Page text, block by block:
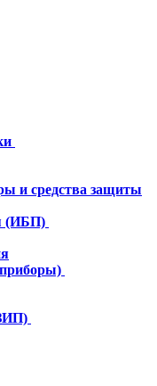
и средства защиты
(ИБП)